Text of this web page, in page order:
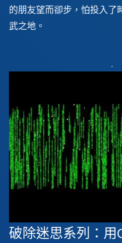
的朋友望而卻步，怕投入了
武之地。
破除迷思系列：用